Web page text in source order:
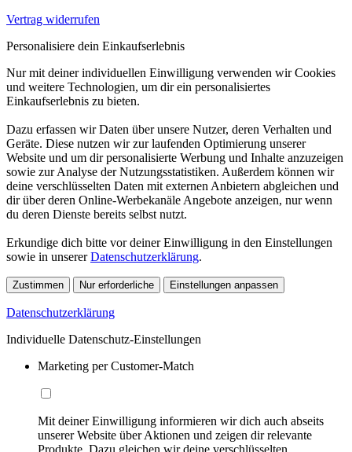
Vertrag widerrufen
Personalisiere dein Einkaufserlebnis
Nur mit deiner individuellen Einwilligung verwenden wir Cookies
und weitere Technologien, um dir ein personalisiertes
Einkaufserlebnis zu bieten.
Dazu erfassen wir Daten über unsere Nutzer, deren Verhalten und
Geräte. Diese nutzen wir zur laufenden Optimierung unserer
Website und um dir personalisierte Werbung und Inhalte anzuzeigen
sowie zur Analyse der Nutzungsstatistiken. Außerdem können wir
deine verschlüsselten Daten mit externen Anbietern abgleichen und
dir über deren Online-Werbekanäle Angebote anzeigen, nur wenn
du deren Dienste bereits selbst nutzt.
Erkundige dich bitte vor deiner Einwilligung in den Einstellungen
sowie in unsererDatenschutzerklärung.
Zustimmen Nur erforderliche Einstellungen anpassen
Datenschutzerklärung
Individuelle Datenschutz-Einstellungen
Marketing per Customer-Match
Mit deiner Einwilligung informieren wir dich auch abseits
unserer Website über Aktionen und zeigen dir relevante
Produkte. Dazu gleichen wir deine verschlüsselten